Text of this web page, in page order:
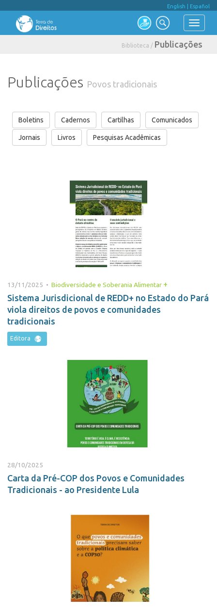
English Español
Biblioteca / Publicações
Publicações Povos tradicionais
Boletins Cadernos Cartilhas Comunicados
Jornais Livros Pesquisas Acadêmicas
13/11/2025 • Biodiversidade e Soberania Alimentar +
Sistema Jurisdicional de REDD+ no Estado do Pará
viola direitos de povos e comunidades
tradicionais
Editora
28/10/2025
Carta da Pré-COP dos Povos e Comunidades
Tradicionais - ao Presidente Lula